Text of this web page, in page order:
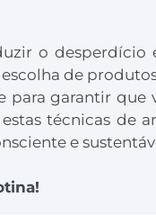
o
de
garantir que
técnicas de
e